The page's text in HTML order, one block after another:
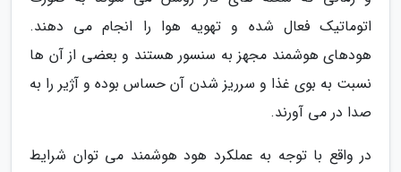
اتوماتیک فعال شده و تهویه هوا را انجام می دهند.
هودهای هوشمند مجهز به سنسور هستند و بعضی از آن ها
نسبت به بوی غذا و سرریز شدن آن حساس بوده و آژیر را به
صدا در می آورند.
در واقع با توجه به عملکرد هود هوشمند می توان شرایط